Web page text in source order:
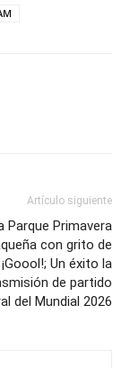
Artículo siguiente
Parque Primavera
con grito de
¡Goool!; Un éxito la
de partido
del Mundial 2026